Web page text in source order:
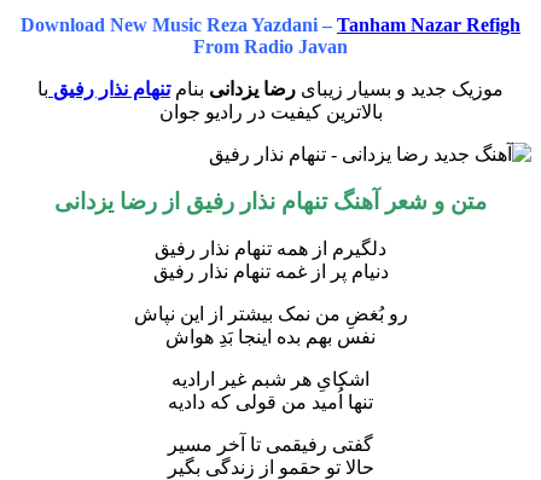
Download New Music Reza Yazdani – Tanham Nazar Refigh
From Radio Javan
موزیک جدید و بسیار زیبای رضا یزدانی بنامتنهام نذار رفیق با
بالاترین کیفیت در رادیو جوان
متن و شعر آهنگتنهام نذار رفیق از رضا یزدانی
دلگیرم از همه تنهام نذار رفیق
دنیام پر از غمه تنهام نذار رفیق
رو بُغضِ من نمک بیشتر از این نپاش
نفس بهم بده اینجا بَدِ هواش
اشکایِ هر شبم غیر ارادیه
تنها اُمید من قولی که دادیه
گفتی رفیقمی تا آخر مسیر
حالا تو حقمو از زندگی بگیر